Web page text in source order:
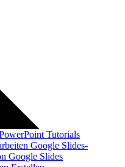
Tutorials
Google Slides-
Google Slides